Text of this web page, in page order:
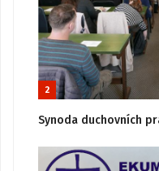
2
Synoda duchovních